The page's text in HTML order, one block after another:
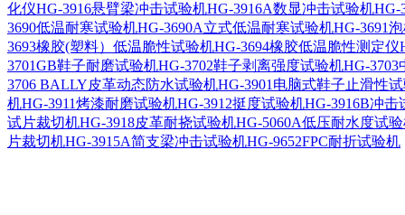
化仪HG-3916悬臂梁冲击试验机HG-3916A数显冲击试验机HG-
3690低温耐寒试验机HG-3690A立式低温耐寒试验机HG-3691
3693橡胶(塑料）低温脆性试验机HG-3694橡胶低温脆性测定仪
3701GB鞋子耐磨试验机HG-3702鞋子剥离强度试验机HG-3703
3706 BALLY皮革动态防水试验机HG-3901电脑式鞋子止滑性
机HG-3911烤漆耐磨试验机HG-3912挺度试验机HG-3916B冲击
试片裁切机HG-3918皮革耐挠试验机HG-5060A低压耐水度试
片裁切机HG-3915A简支梁冲击试验机HG-9652FPC耐折试验机